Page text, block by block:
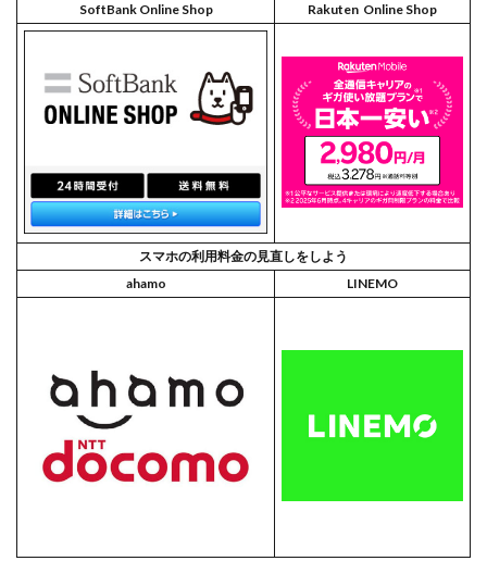
SoftBank Online Shop Rakuten Online Shop
スマホの利用料金の見直しをしよう
ahamo
LINEMO